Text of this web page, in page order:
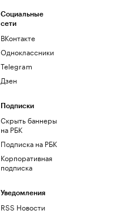
Социальные
сети
ВКонтакте
Одноклассники
Telegram
Дзен
Подписки
Скрыть баннеры
на РБК
Подписка на РБК
Корпоративная
подписка
Уведомления
RSS Новости